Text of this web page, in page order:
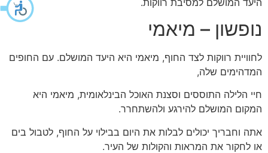
נופשון – מיאמי
לחוויית רווקות לצד החוף, מיאמי היא היעד המושלם. עם החופים
המדהימים שלה,
חיי הלילה התוססים וסצנת האוכל הבינלאומית, מיאמי היא
המקום המושלם להירגע ולהשתחרר.
אתה וחבריך יכולים לבלות את היום בבילוי על החוף, לטבול בים
או לחקור את המראות והקולות של העיר.